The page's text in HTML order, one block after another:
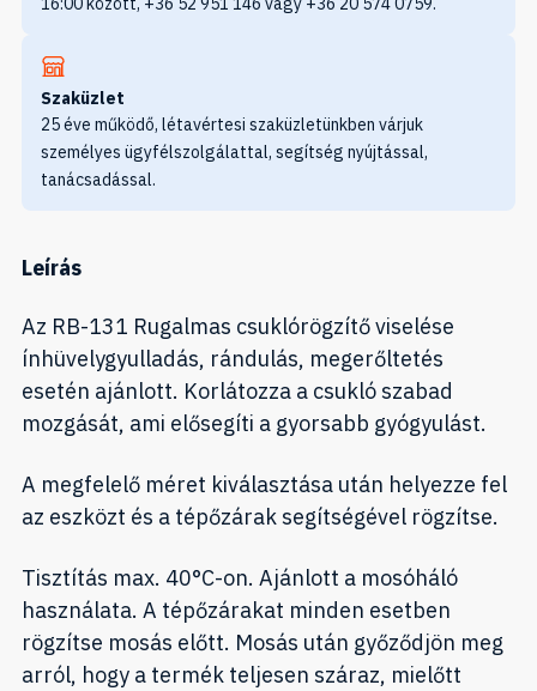
Szaküzlet
25 éve működő, létavértesi szaküzletünkben várjuk
személyes ügyfélszolgálattal, segítség nyújtással,
tanácsadással.
Leírás
Az RB-131 Rugalmas csuklórögzítő viselése
ínhüvelygyulladás, rándulás, megerőltetés
esetén ajánlott. Korlátozza a csukló szabad
mozgását, ami elősegíti a gyorsabb gyógyulást.
A megfelelő méret kiválasztása után helyezze fel
az eszközt és a tépőzárak segítségével rögzítse.
Tisztítás max. 40°C-on. Ajánlott a mosóháló
használata. A tépőzárakat minden esetben
rögzítse mosás előtt. Mosás után győződjön meg
arról, hogy a termék teljesen száraz, mielőtt